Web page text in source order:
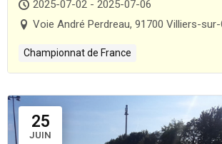
2025-07-02 - 2025-07-06
Voie André Perdreau, 91700 Villiers-sur-
Championnat de France
25
JUIN